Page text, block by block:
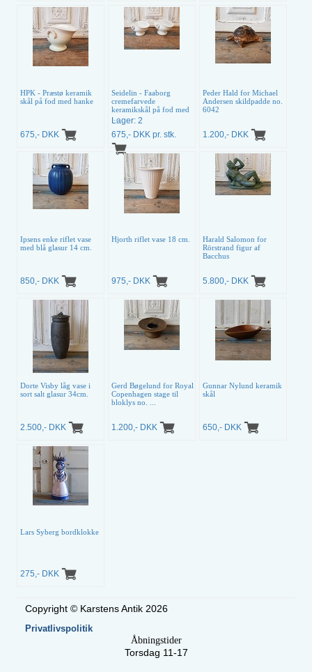
HPK - Præstø keramik
skål på fod med hanke
675,- DKK
Seidelin - Faaborg
cremefarvede
keramikskål på fod med
...
Lager: 2
675,- DKK pr. stk.
Peder Hald for Michael
Andersen skildpadde no.
6042
1.200,- DKK
Ipsens enke riflet vase
med blå glasur 14 cm.
850,- DKK
Hjorth riflet vase 18 cm.
975,- DKK
Harald Salomon for
Rörstrand figur af
Bacchus
5.800,- DKK
Dorte Visby låg vase i
sort salt glasur 34cm.
2.500,- DKK
Gerd Bøgelund for Royal
Copenhagen stage til
bloklys no. ...
1.200,- DKK
Gunnar Nylund keramik
skål
650,- DKK
Lars Syberg bordklokke
275,- DKK
Copyright © Karstens Antik 2026
Privatlivspolitik
Åbningstider
Torsdag 11-17